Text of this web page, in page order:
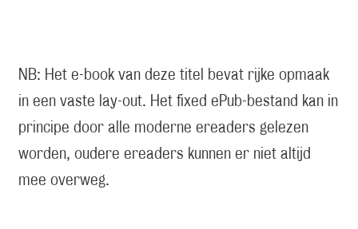
NB: Het e-book van deze titel bevat rijke opmaak
in een vaste lay-out. Het fixed ePub-bestand kan in
principe door alle moderne ereaders gelezen
worden, oudere ereaders kunnen er niet altijd
mee overweg.